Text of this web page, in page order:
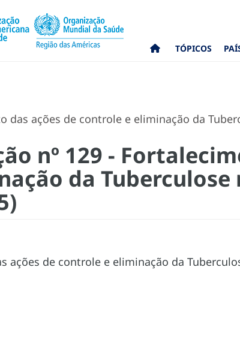
TÓPICOS
das ações de controle e eliminação da
nº 129 -
da Tuberculose
ações de controle e eliminação da